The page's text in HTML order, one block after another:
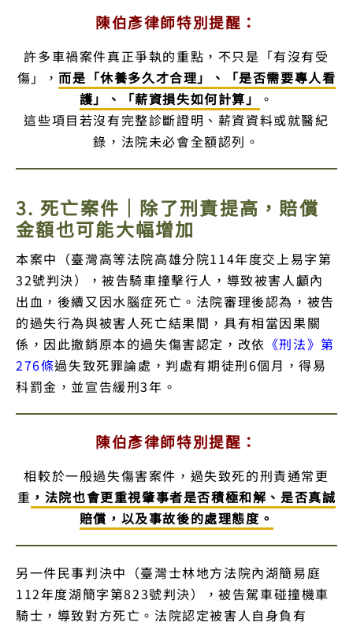
陳伯彥律師特別提醒：
許多車禍案件真正爭執的重點，不只是「有沒有受
傷」，而是「休養多久才合理」、「是否需要專人看
護」、「薪資損失如何計算」
。
這些項目若沒有完整診斷證明、薪資資料或就醫紀
錄，法院未必會全額認列。
3. 死亡案件｜除了刑責提高，賠償
金額也可能大幅增加
本案中（臺灣高等法院高雄分院114年度交上易字第
32號判決），被告騎車撞擊行人，導致被害人顱內
出血，後續又因水腦症死亡。法院審理後認為，被告
的過失行為與被害人死亡結果間，具有相當因果關
係，因此撤銷原本的過失傷害認定，改依 《刑法》第
276條過失致死罪論處，判處有期徒刑6個月，得易
科罰金，並宣告緩刑3年。
陳伯彥律師特別提醒：
相較於一般過失傷害案件，過失致死的刑責通常更
重 ，法院也會更重視肇事者是否積極和解、是否真誠
賠償，以及事故後的處理態度。
另一件民事判決中（臺灣士林地方法院內湖簡易庭
112年度湖簡字第823號判決），被告駕車碰撞機車
騎士，導致對方死亡。法院認定被害人自身負有